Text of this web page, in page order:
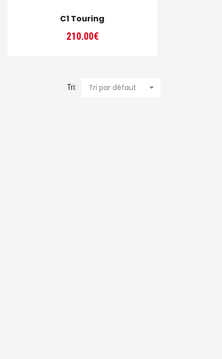
C1 Touring
210.00€
Tri: Tri par défaut